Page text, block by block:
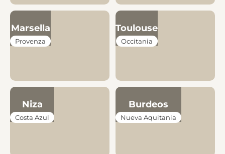
Marsella
Provenza
Toulouse
Occitania
Niza
Costa Azul
Burdeos
Nueva Aquitania